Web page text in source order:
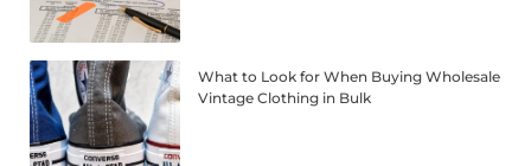
What to Look for When Buying Wholesale
Vintage Clothing in Bulk